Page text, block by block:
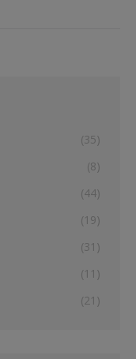
(35)
(8)
(44)
(19)
(31)
(11)
(21)